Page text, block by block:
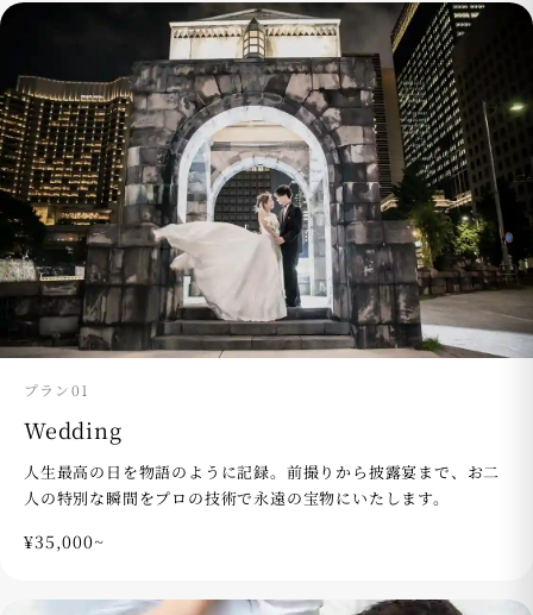
プラン01
Wedding
人生最高の日を物語のように記録。前撮りから披露宴まで、お二
人の特別な瞬間をプロの技術で永遠の宝物にいたします。
¥35,000~